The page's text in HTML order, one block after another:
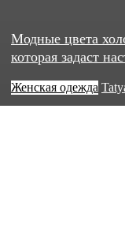
Модные цвета
которая задаст
Женская одежда